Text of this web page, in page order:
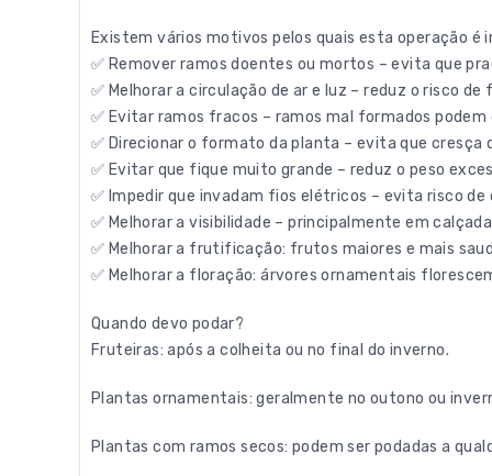
Existem vários motivos pelos quais esta operação
✅ Remover ramos doentes ou mortos – evita que
✅ Melhorar a circulação de ar e luz – reduz o risco
✅ Evitar ramos fracos – ramos mal formados
✅ Direcionar o formato da planta – evita que cresça
✅ Evitar que fique muito grande – reduz o peso
✅ Impedir que invadam fios elétricos – evita risco
✅ Melhorar a visibilidade – principalmente em
✅ Melhorar a frutificação: frutos maiores e mais
✅ Melhorar a floração: árvores ornamentais
Quando devo podar?
Fruteiras: após a colheita ou no final do inverno.
Plantas ornamentais: geralmente no outono ou
Plantas com ramos secos: podem ser podadas a